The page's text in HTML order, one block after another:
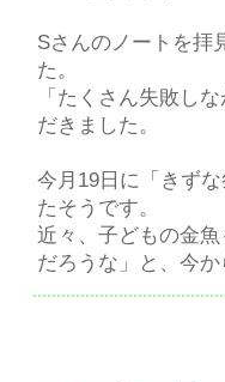
Sさんのノートを拝
た。
「たくさん失敗し
だきました。
今月19日に「きず
たそうです。
近々、子どもの金
だろうな」と、今か